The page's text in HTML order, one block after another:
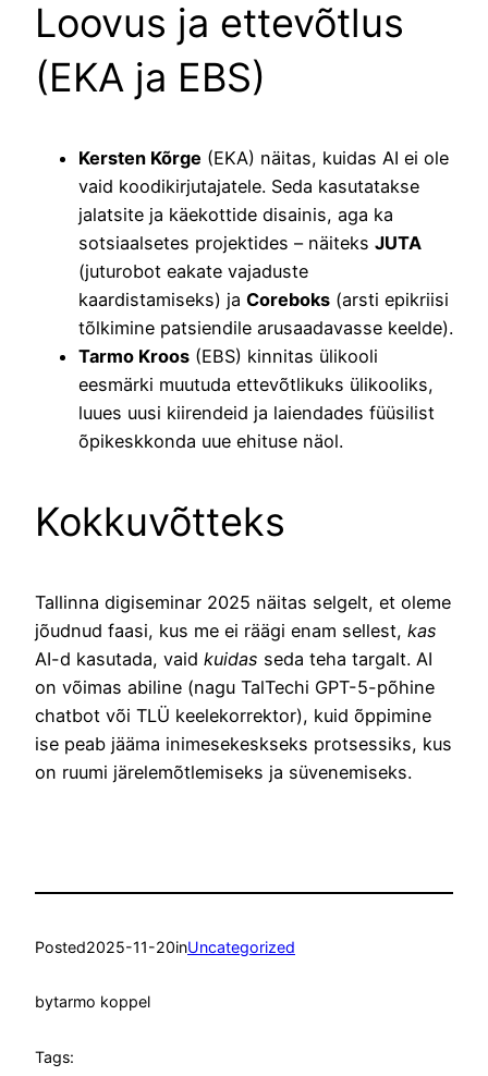
Loovus ja ettevõtlus
(EKA ja EBS)
Kersten Kõrge (EKA) näitas, kuidas AI ei ole
vaid koodikirjutajatele. Seda kasutatakse
jalatsite ja käekottide disainis, aga ka
sotsiaalsetes projektides – näiteks JUTA
(juturobot eakate vajaduste
kaardistamiseks) ja Coreboks (arsti epikriisi
tõlkimine patsiendile arusaadavasse keelde).
Tarmo Kroos (EBS) kinnitas ülikooli
eesmärki muutuda ettevõtlikuks ülikooliks,
luues uusi kiirendeid ja laiendades füüsilist
õpikeskkonda uue ehituse näol.
Kokkuvõtteks
Tallinna digiseminar 2025 näitas selgelt, et oleme
jõudnud faasi, kus me ei räägi enam sellest, kas
AI-d kasutada, vaid kuidas seda teha targalt. AI
on võimas abiline (nagu TalTechi GPT-5-põhine
chatbot või TLÜ keelekorrektor), kuid õppimine
ise peab jääma inimesekeskseks protsessiks, kus
on ruumi järelemõtlemiseks ja süvenemiseks.
Posted2025-11-20inUncategorized
bytarmo koppel
Tags: